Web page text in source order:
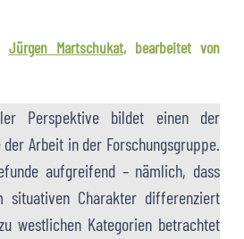
Jürgen Martschukat, bearbeitet von
Perspektive bildet einen der
Arbeit in der Forschungsgruppe.
aufgreifend – nämlich, dass
situativen Charakter differenziert
westlichen Kategorien betrachtet